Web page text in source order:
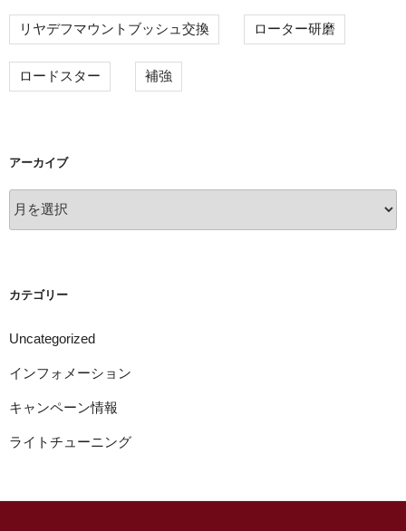
リヤデフマウントブッシュ交換 ローター研磨
ロードスター 補強
アーカイブ
ー
カテゴリー
Uncategorized
インフォメーション
キャンペーン情報
ライトチューニング